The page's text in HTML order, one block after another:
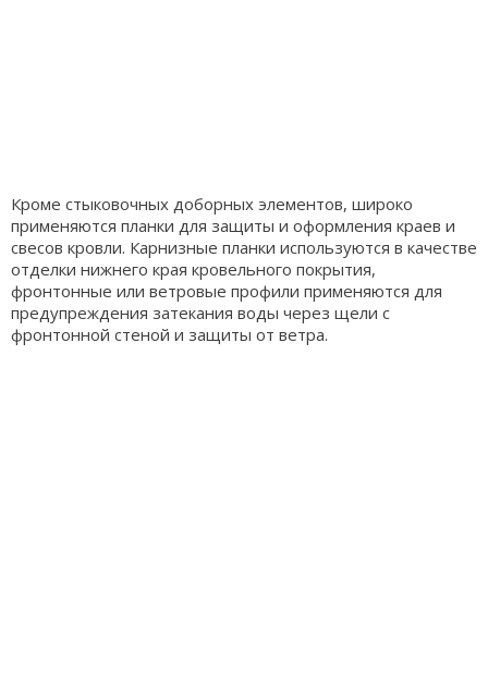
Кроме стыковочных доборных элементов, широко
применяются планки для защиты и оформления краев и
свесов кровли. Карнизные планки используются в качестве
отделки нижнего края кровельного покрытия,
фронтонные или ветровые профили применяются для
предупреждения затекания воды через щели с
фронтонной стеной и защиты от ветра.